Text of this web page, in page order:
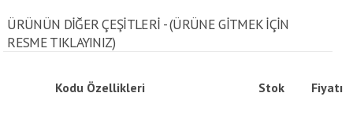
ÜRÜNÜN DİĞER ÇEŞİTLERİ - (ÜRÜNE GITMEK IÇIN
RESME TIKLAYINIZ)
Kodu Özellikleri Stok Fiyatı